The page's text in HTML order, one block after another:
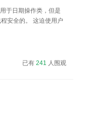
用于日期操作类，但是
安全的。 这迫使用户
已有241 人围观